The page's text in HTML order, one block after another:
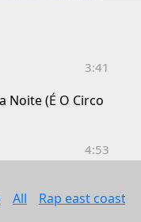
3:41
Noite (É O Circo
4:53
3:26
All Rap east coast